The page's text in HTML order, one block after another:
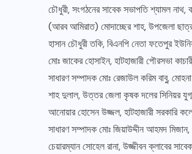
চৌধুরী, সংগঠনের সাবেক সভাপতি শ্যামল নাথ,
(আরব আমিরাত) মোদাচ্ছের শাহ, উপজেলা
হাসান চৌধুরী তকি, বিএনপি নেতা ফতেপুর
মোঃ জাকের হোসাইন, হাটহাজারী পৌরসভা
সাধারণ সম্পাদক মোঃ রেজাউল করিম বাবু, মোহনা
শাহ দুলাল, উত্তর জেলা কৃষক দলের সিনিয়র
আনোয়ার হোসেন উজ্জল, হাটহাজারী সরকারি
সাধারণ সম্পাদক মোঃ জিয়াউদ্দীন আহমদ মিজান,
চেয়ারম্যান সোহেল রানা, উজ্জীবন ক্লাবের